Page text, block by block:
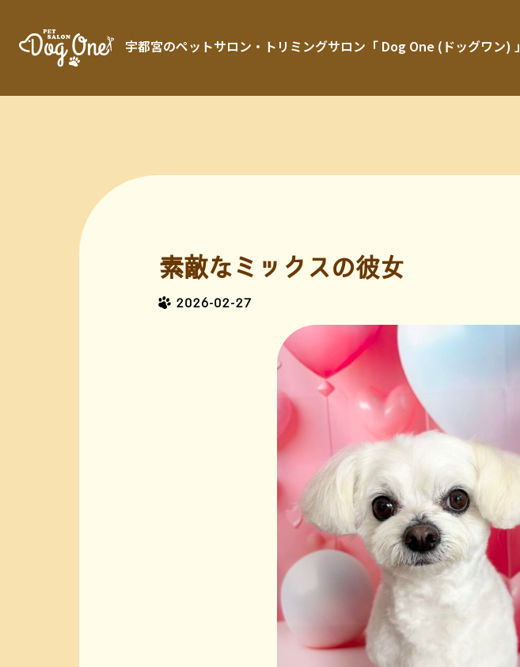
宇都宮のペットサロン・トリミングサロン「 Dog One (ドッグワン) 」
素敵なミックスの彼女
2026-02-27